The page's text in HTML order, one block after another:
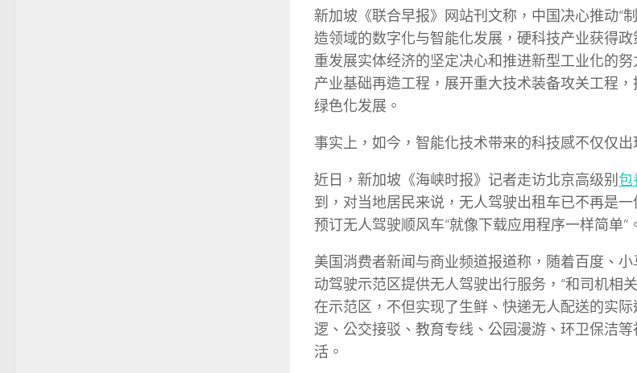
新加坡《联合早报》网站刊文称，中国决心推动“
造领域的数字化与智能化发展，硬科技产业获得
重发展实体经济的坚定决心和推进新型工业化的
产业基础再造工程，展开重大技术装备攻关工程
绿色化发展。
事实上，如今，智能化技术带来的科技感不仅仅出
近日，新加坡《海峡时报》记者走访北京高级别 包
到，对当地居民来说，无人驾驶出租车已不再是
预订无人驾驶顺风车“就像下载应用程序一样简单”
美国消费者新闻与商业频道报道称，随着百度、
动驾驶示范区提供无人驾驶出行服务，“和司机相
在示范区，不但实现了生鲜、快递无人配送的实
逻、公交接驳、教育专线、公园漫游、环卫保洁
活。